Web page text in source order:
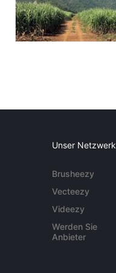
Unser Netzwerk
Brusheezy
Vecteezy
Videezy
Werden Sie
Anbieter